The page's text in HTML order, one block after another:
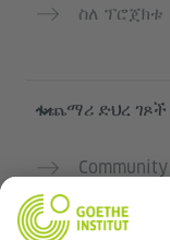
ስለ ፕሮጀክቱ
ተጨማሪ ድህረ ገጾች
የGoethe-